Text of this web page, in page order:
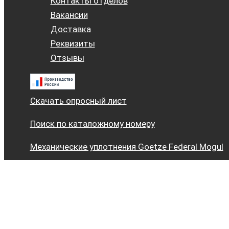
Вакансии
Доставка
Реквизиты
Отзывы
Скачать опросный лист
Поиск по каталожному номеру
Механические уплотнения Goetze Federal Mogul